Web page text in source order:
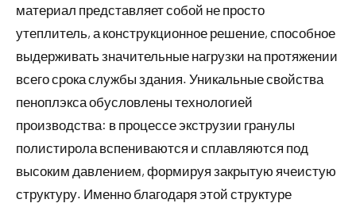
материал представляет собой не просто
утеплитель, а конструкционное решение, способное
выдерживать значительные нагрузки на протяжении
всего срока службы здания. Уникальные свойства
пеноплэкса обусловлены технологией
производства: в процессе экструзии гранулы
полистирола вспениваются и сплавляются под
высоким давлением, формируя закрытую ячеистую
структуру. Именно благодаря этой структуре